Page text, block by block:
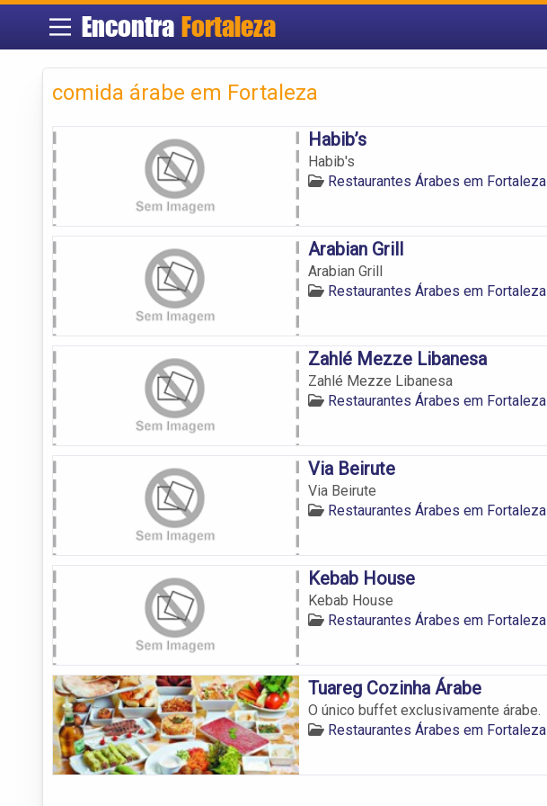
Encontra Fortaleza
comida árabe em Fortaleza
Habib’s
Habib's
Restaurantes Árabes em Fortaleza
Arabian Grill
Arabian Grill
Restaurantes Árabes em Fortaleza
Zahlé Mezze Libanesa
Zahlé Mezze Libanesa
Restaurantes Árabes em Fortaleza
Via Beirute
Via Beirute
Restaurantes Árabes em Fortaleza
Kebab House
Kebab House
Restaurantes Árabes em Fortaleza
Tuareg Cozinha Árabe
O único buffet exclusivamente árabe.
Restaurantes Árabes em Fortaleza